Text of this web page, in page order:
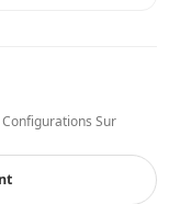
Configurations Sur